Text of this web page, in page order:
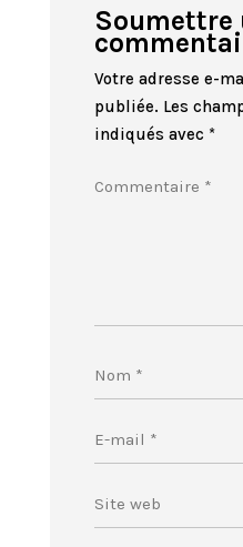
Soumettre
Votre adresse e-
publiée. Les
indiqués avec *